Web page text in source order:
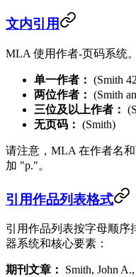
文内引用
MLA 使用作者-页码系统
单一作者： (Smith
两位作者： (Smith
三位及以上作者：
无页码： (Smith)
请注意，MLA 在作者名
加 "p."。
引用作品列表格式
引用作品列表按字母顺序
器系统和核心要素：
期刊文章：
Smith, John